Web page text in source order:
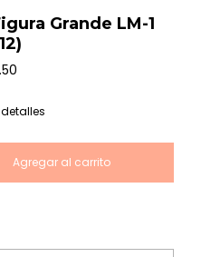
Grande LM-1